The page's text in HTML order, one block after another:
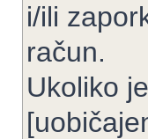
i/ili
račun.
Ukoliko